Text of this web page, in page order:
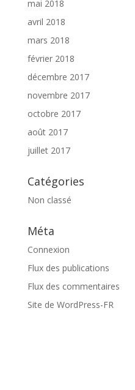
mai 2018
avril 2018
mars 2018
février 2018
décembre 2017
novembre 2017
octobre 2017
août 2017
juillet 2017
Catégories
Non classé
Méta
Connexion
Flux des publications
Flux des commentaires
Site de WordPress-FR